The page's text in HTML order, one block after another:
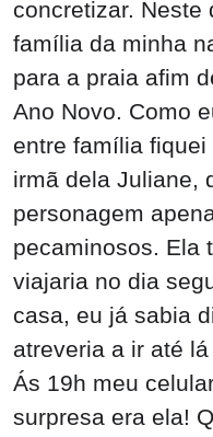
concretizar. Neste
família da minha
para a praia afim
Ano Novo. Como
entre família
irmã dela Juliane,
personagem
pecaminosos. Ela
viajaria no dia
casa, eu já sabia
atreveria a ir até
Ás 19h meu
surpresa era ela!